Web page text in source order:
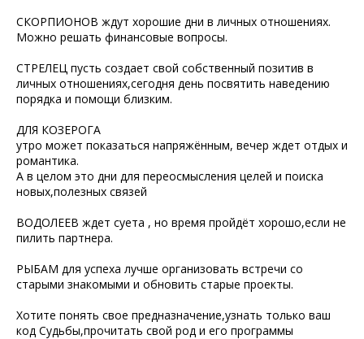
СКОРПИОНОВ ждут хорошие дни в личных отношениях.
Можно решать финансовые вопросы.
СТРЕЛЕЦ пусть создает свой собственный позитив в
личных отношениях,сегодня день посвятить наведению
порядка и помощи близким.
ДЛЯ КОЗЕРОГА
утро может показаться напряжённым, вечер ждет отдых и
романтика.
А в целом это дни для переосмысления целей и поиска
новых,полезных связей
ВОДОЛЕЕВ ждет суета , но время пройдёт хорошо,если не
пилить партнера.
РЫБАМ для успеха лучше организовать встречи со
старыми знакомыми и обновить старые проекты.
Хотите понять свое предназначение,узнать только ваш
код Судьбы,прочитать свой род и его программы